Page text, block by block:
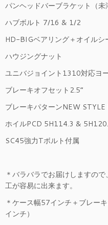
パンヘッドバーブラケット（未
ハブボルト 7/16 & 1/2
HD-BIGベアリング＋オイルシ
ハウジングナット
ユニバジョイント1310対応ヨ
ブレーキオフセット2.5”
ブレーキパターンNEW
ホイルPCD 5H114.3 &
SC45強力Tボルト付属
＊バラバラでお届けしますの
工が容易に出来ます。
＊ケース幅57インチ＋ブレー
インチ）